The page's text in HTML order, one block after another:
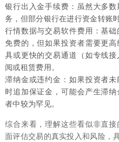
银行出入金手续费：虽然大多
务，但部分银行在进行资金转账
行情数据与交易软件费用：基
免费的，但如果投资者需要更
具或更快的交易通道（如专线
阅或租赁费用。
滞纳金或违约金：如果投资者
时追加保证金，可能会产生滞
者中较为罕见。
综合来看，理解这些看似非直
面评估交易的真实投入和风险，